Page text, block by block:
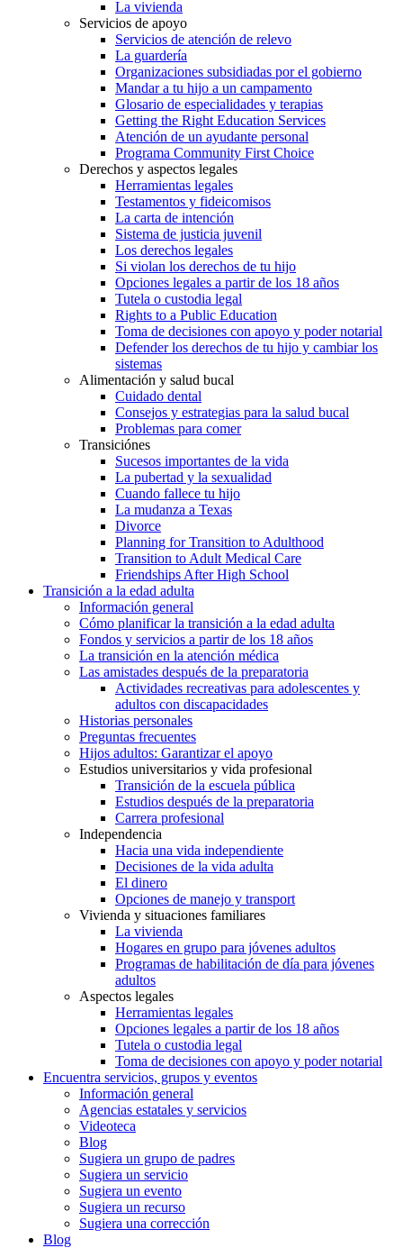
La vivienda
Servicios de apoyo
Servicios de atención de relevo
La guardería
Organizaciones subsidiadas por el gobierno
Mandar a tu hijo a un campamento
Glosario de especialidades y terapias
Getting the Right Education Services
Atención de un ayudante personal
Programa Community First Choice
Derechos y aspectos legales
Herramientas legales
Testamentos y fideicomisos
La carta de intención
Sistema de justicia juvenil
Los derechos legales
Si violan los derechos de tu hijo
Opciones legales a partir de los 18 años
Tutela o custodia legal
Rights to a Public Education
Toma de decisiones con apoyo y poder notarial
Defender los derechos de tu hijo y cambiar los
sistemas
Alimentación y salud bucal
Cuidado dental
Consejos y estrategias para la salud bucal
Problemas para comer
Transiciónes
Sucesos importantes de la vida
La pubertad y la sexualidad
Cuando fallece tu hijo
La mudanza a Texas
Divorce
Planning for Transition to Adulthood
Transition to Adult Medical Care
Friendships After High School
Transición a la edad adulta
Información general
Cómo planificar la transición a la edad adulta
Fondos y servicios a partir de los 18 años
La transición en la atención médica
Las amistades después de la preparatoria
Actividades recreativas para adolescentes y
adultos con discapacidades
Historias personales
Preguntas frecuentes
Hijos adultos: Garantizar el apoyo
Estudios universitarios y vida profesional
Transición de la escuela pública
Estudios después de la preparatoria
Carrera profesional
Independencia
Hacia una vida independiente
Decisiones de la vida adulta
El dinero
Opciones de manejo y transport
Vivienda y situaciones familiares
La vivienda
Hogares en grupo para jóvenes adultos
Programas de habilitación de día para jóvenes
adultos
Aspectos legales
Herramientas legales
Opciones legales a partir de los 18 años
Tutela o custodia legal
Toma de decisiones con apoyo y poder notarial
Encuentra servicios, grupos y eventos
Información general
Agencias estatales y servicios
Videoteca
Blog
Sugiera un grupo de padres
Sugiera un servicio
Sugiera un evento
Sugiera un recurso
Sugiera una corrección
Blog